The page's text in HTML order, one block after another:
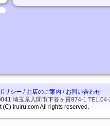
リシー/お店のご案内/お問い合わせ
埼玉県入間市下谷ヶ貫874-1
(C) iruiru.com All rights reserved.